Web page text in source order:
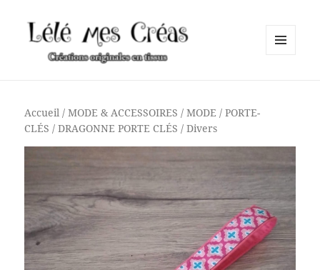
Accueil /MODE & ACCESSOIRES /MODE /PORTE-
CLÉS / DRAGONNE PORTE CLÉS / Divers